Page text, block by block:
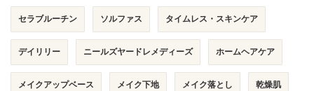
セラブルーチン ソルファス タイムレス・スキンケア
デイリリー ニールズヤードレメディーズ ホームヘアケア
メイクアップベース メイク下地 メイク落とし 乾燥肌